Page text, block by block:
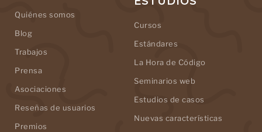
Quiénes somos
Blog
Trabajos
Prensa
Asociaciones
Reseñas de usuarios
Premios
Cursos
Estándares
La Hora de Código
Seminarios web
Estudios de casos
Nuevas características